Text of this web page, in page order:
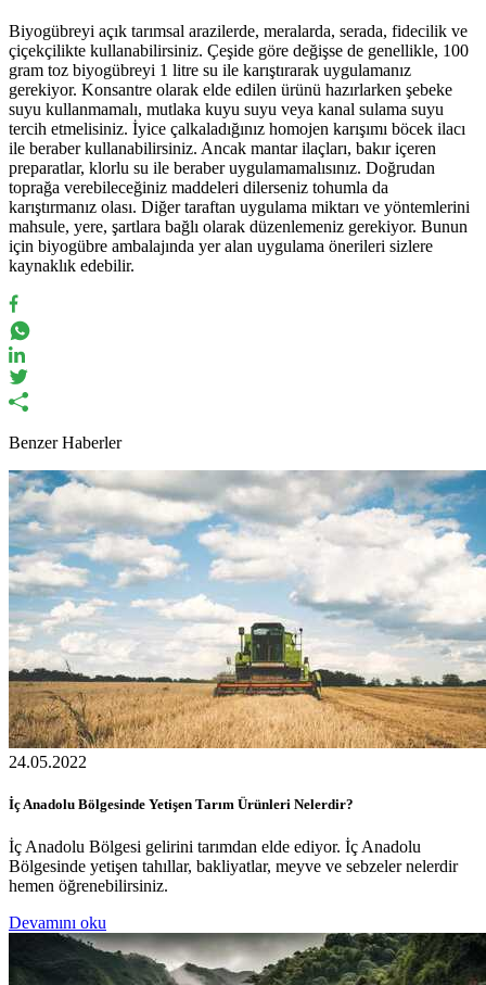
Biyogübreyi açık tarımsal arazilerde, meralarda, serada, fidecilik ve
çiçekçilikte kullanabilirsiniz. Çeşide göre değişse de genellikle, 100
gram toz biyogübreyi 1 litre su ile karıştırarak uygulamanız
gerekiyor. Konsantre olarak elde edilen ürünü hazırlarken şebeke
suyu kullanmamalı, mutlaka kuyu suyu veya kanal sulama suyu
tercih etmelisiniz. İyice çalkaladığınız homojen karışımı böcek ilacı
ile beraber kullanabilirsiniz. Ancak mantar ilaçları, bakır içeren
preparatlar, klorlu su ile beraber uygulamamalısınız. Doğrudan
toprağa verebileceğiniz maddeleri dilerseniz tohumla da
karıştırmanız olası. Diğer taraftan uygulama miktarı ve yöntemlerini
mahsule, yere, şartlara bağlı olarak düzenlemeniz gerekiyor. Bunun
için biyogübre ambalajında yer alan uygulama önerileri sizlere
kaynaklık edebilir.
Benzer Haberler
24.05.2022
İç Anadolu Bölgesinde Yetişen Tarım Ürünleri Nelerdir?
İç Anadolu Bölgesi gelirini tarımdan elde ediyor. İç Anadolu
Bölgesinde yetişen tahıllar, bakliyatlar, meyve ve sebzeler nelerdir
hemen öğrenebilirsiniz.
Devamını oku